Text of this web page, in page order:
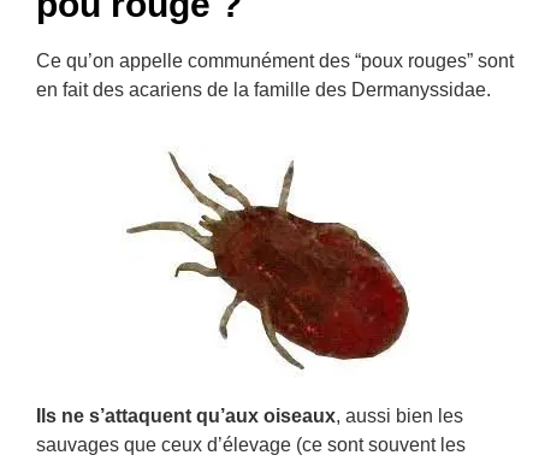
Ce qu’on appelle communément des “poux rouges” sont
en fait des acariens de la famille des Dermanyssidae.
Ils ne s’attaquent qu’aux oiseaux, aussi bien les
sauvages que ceux d’élevage (ce sont souvent les